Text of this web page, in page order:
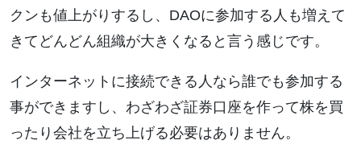
クンも値上がりするし、DAOに参加する人も増えて
きてどんどん組織が大きくなると言う感じです。
インターネットに接続できる人なら誰でも参加する
事ができますし、わざわざ証券口座を作って株を買
ったり会社を立ち上げる必要はありません。